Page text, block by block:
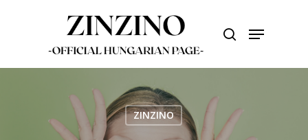
search
Menu
ZINZINO